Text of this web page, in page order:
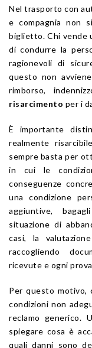
Nel trasporto con
e compagnia non
biglietto. Chi vende
di condurre la
ragionevoli di
questo non
rimborso,
risarcimento per i
È importante
realmente
sempre basta per
in cui le
conseguenze
una condizione
aggiuntive,
situazione di
casi, la
raccogliendo
ricevute e ogni
Per questo motivo,
condizioni non
reclamo generico.
spiegare cosa è
quali danni sono